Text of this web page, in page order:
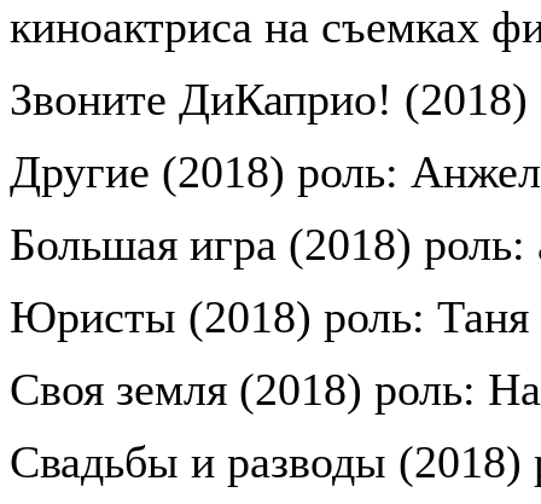
киноактриса на съемках
Звоните ДиКаприо! (2018)
Другие (2018) роль:
Большая игра (2018) роль:
Юристы (2018) роль: Таня
Своя земля (2018) роль:
Свадьбы и разводы (2018)